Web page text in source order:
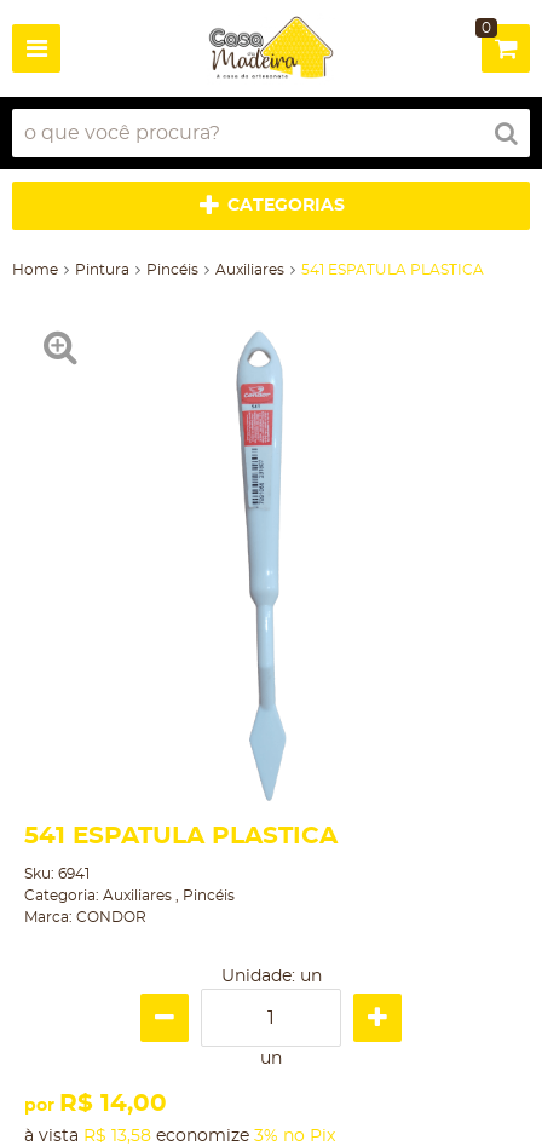
0
CATEGORIAS
Home Pintura Pincéis Auxiliares 541 ESPATULA PLASTICA
541 ESPATULA PLASTICA
Sku: 6941
Categoria: Auxiliares
Pincéis
Marca: CONDOR
Unidade: un
un
por R$ 14,00
à vista R$ 13,58 economize 3% no Pix